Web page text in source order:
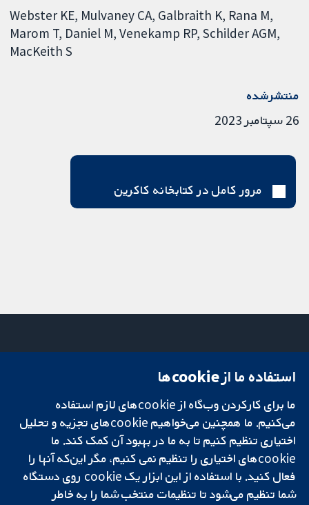
Webster KE Mulvaney CA Galbraith K Rana M
Marom T Daniel M Venekamp RP Schilder AGM
MacKeith S
منتشرشده
26 سپتامبر 2023
مرور کامل در کتابخانه کاکرین
تحقیقات قابل
اعتماد.
تصمیم‌گیری آگاهانه.
سلامت بهتر.
میدان کاوندیش
لندن
W1G 0AN
بریتانیا
دفتر رسانه‌ای
درباره ما
فرصت‌های
شغلی
Cochrane
Library
استفاده ما از cookie‌ها
ما برای کارکردن وب‌گاه از cookie‌های لازم استفاده
می‌کنیم. ما همچنین می‌خواهیم cookie‌های تجزیه و تحلیل
اختیاری تنظیم کنیم تا به ما در بهبود آن کمک کند. ما
cookie‌های اختیاری را تنظیم نمی کنیم، مگر این‌که آنها را
فعال کنید. با استفاده از این ابزار یک cookie‌ روی دستگاه
شما تنظیم می‌شود تا تنظیمات منتخب شما را به خاطر